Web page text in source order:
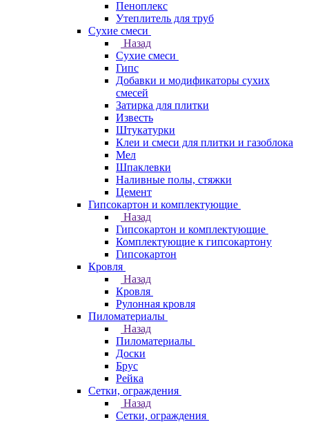
Пеноплекс
Утеплитель для труб
Сухие смеси
Назад
Сухие смеси
Гипс
Добавки и модификаторы сухих
смесей
Затирка для плитки
Известь
Штукатурки
Клеи и смеси для плитки и газоблока
Мел
Шпаклевки
Наливные полы, стяжки
Цемент
Гипсокартон и комплектующие
Назад
Гипсокартон и комплектующие
Комплектующие к гипсокартону
Гипсокартон
Кровля
Назад
Кровля
Рулонная кровля
Пиломатериалы
Назад
Пиломатериалы
Доски
Брус
Рейка
Сетки, ограждения
Назад
Сетки, ограждения